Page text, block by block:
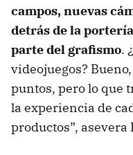
campos, nuevas
detrás de la
parte del grafismo.
videojuegos?
puntos, pero lo que
la experiencia de
productos”, asevera